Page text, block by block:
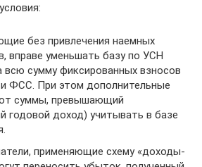
без привлечения наемных
вправе уменьшать базу по УСН
всю сумму фиксированных взносов
ФСС. При этом дополнительные
суммы, превышающий
годовой доход) учитывать в базе
применяющие схему «доходы-